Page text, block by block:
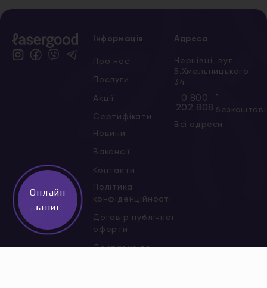
Інформація
Про нас
Послуги
Акції
Сертифікати
Новини
Вакансії
Контакти
Політика
конфіденційності
Договір публічної
оферти
Доставка та
Адреса
Чернівці, вул.
Б.Хмельницького
34
0 800
202 808
*
Всі адреси
Онлайн
запис
↑